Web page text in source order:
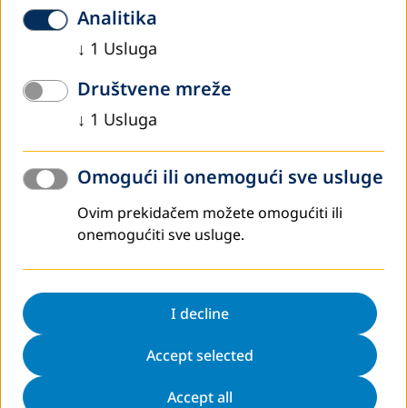
Godišnji izvještaj
U svojim godišnjim izvještajima koje izdaje na dva jezika,
inostranstvu, izvještava o trenutnom stanju i razvoju
obrazovanja odraslih širom svijeta, te pruža druge podatke
o Institutu i njegovom radu.
Analitika
↓ 1 Usluga
Društvene mreže
↓ 1 Usluga
Omogući ili onemogući sve usluge
Ovim prekidačem možete omogućiti ili
onemogućiti sve usluge.
I decline
Accept selected
Accept all